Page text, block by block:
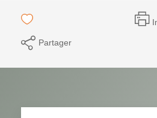
Partager